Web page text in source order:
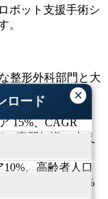
×
ロード
ボット支援手術シ
。
整形外科部門と大
21.58% の CAGR
15%、CAGR
の専門知識に支え
、高齢者人口
てCAGR 21.58%